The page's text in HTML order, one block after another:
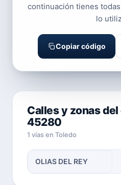
continuación tienes
lo
Copiar código
Calles y zonas
45280
1 vías en Toledo
OLIAS DEL REY